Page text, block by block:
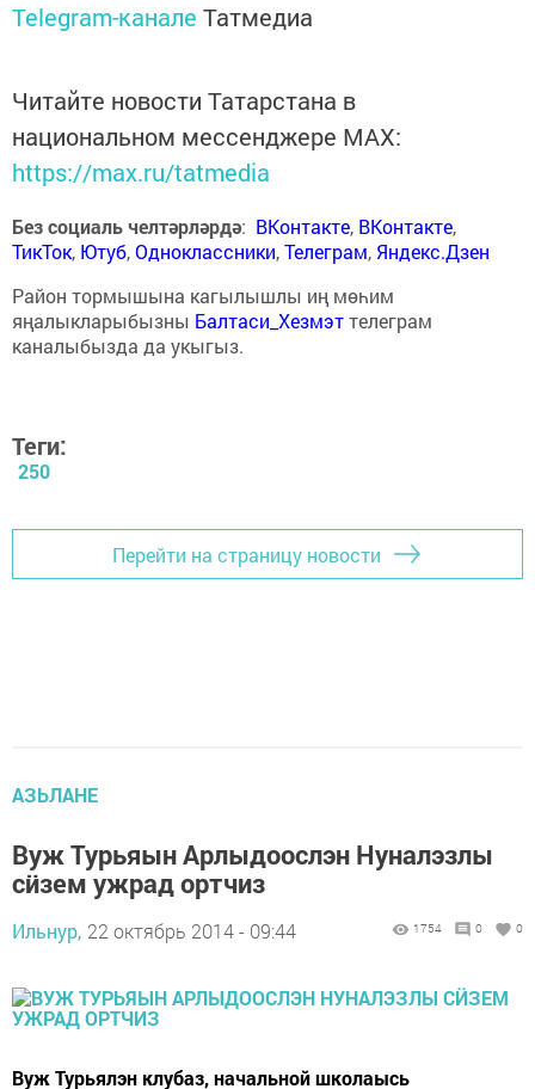
Telegram-канале Татмедиа
Читайте новости Татарстана в
национальном мессенджере MАХ:
https://max.ru/tatmedia
Без социаль челтәрләрдә: ВКонтакте, ВКонтакте,
ТикТок, Ютуб,Одноклассники,Телеграм, Яндекс.Дзен
Район тормышына кагылышлы иң мөһим
яңалыкларыбызны Балтаси_Хезмэттелеграм
каналыбызда да укыгыз.
Теги:
250
Перейти на страницу новости
АЗЬЛАНЕ
Вуж Турьяын Арлыдоослэн Нуналэзлы
сӥзем ужрад ортчиз
Ильнур, 22 октябрь 2014 - 09:44 1754 0 0
Вуж Турьялэн клубаз, начальной школаысь